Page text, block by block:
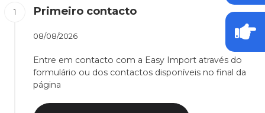
Primeiro contacto
08/08/2026
Entre em contacto com a Easy Import através do
formulário ou dos contactos disponíveis no final da
página